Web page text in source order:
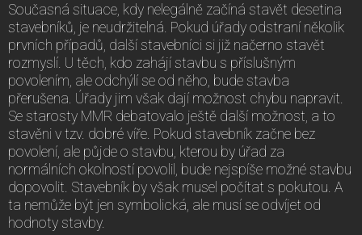
Současná situace, kdy nelegálně začíná stavět desetina
stavebníků, je neudržitelná. Pokud úřady odstraní několik
prvních případů, další stavebníci si již načerno stavět
rozmyslí. U těch, kdo zahájí stavbu s příslušným
povolením, ale odchýlí se od něho, bude stavba
přerušena. Úřady jim však dají možnost chybu napravit.
Se starosty MMR debatovalo ještě další možnost, a to
stavěni v tzv. dobré víře. Pokud stavebník začne bez
povolení, ale půjde o stavbu, kterou by úřad za
normálních okolností povolil, bude nejspíše možné stavbu
dopovolit. Stavebník by však musel počítat s pokutou. A
ta nemůže být jen symbolická, ale musí se odvíjet od
hodnoty stavby.